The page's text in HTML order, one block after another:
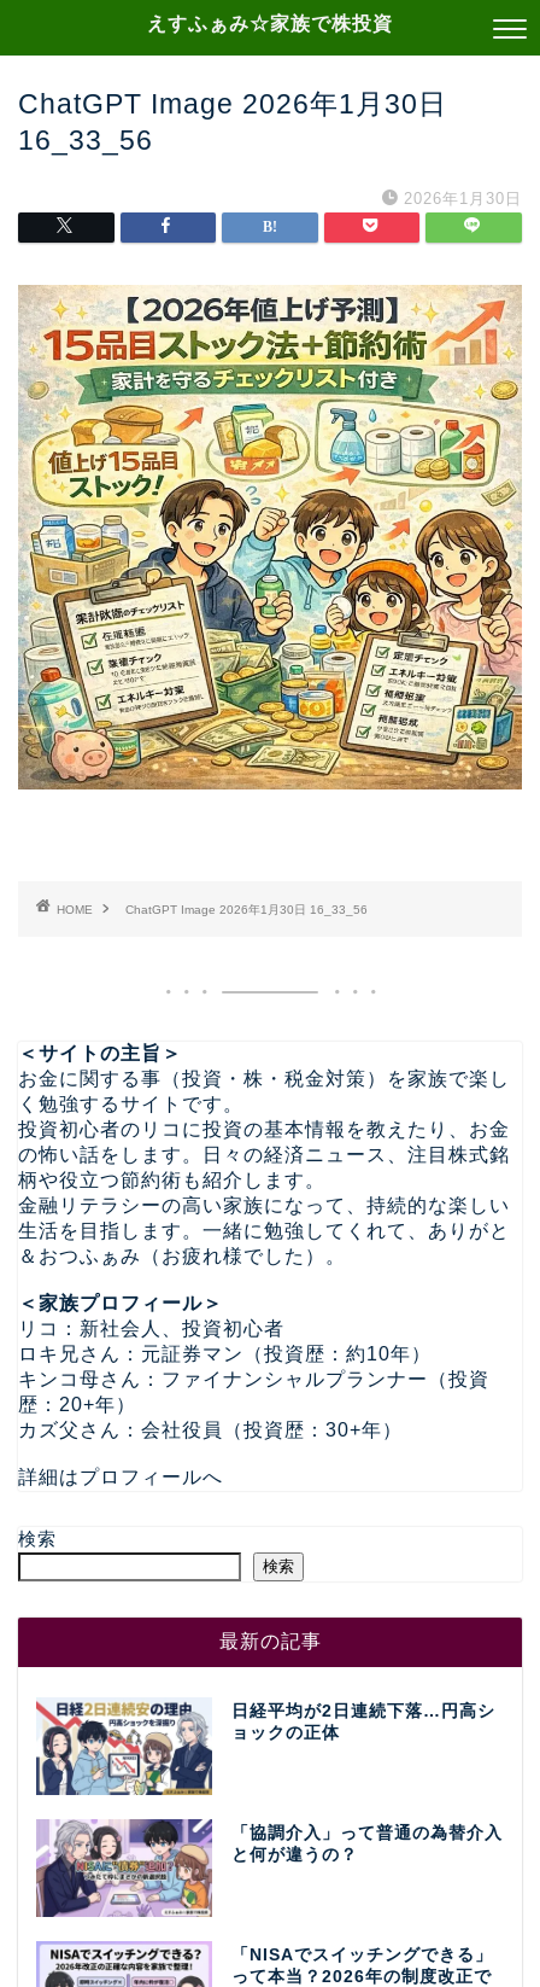
えすふぁみ☆家族で株投資
ChatGPT Image 2026年1月30日
16_33_56
2026年1月30日
HOME ChatGPT Image 2026年1月30日 16_33_56
＜サイトの主旨＞
お金に関する事（投資・株・税金対策）を家族で楽し
く勉強するサイトです。
投資初心者のリコに投資の基本情報を教えたり、お金
の怖い話をします。日々の経済ニュース、注目株式銘
柄や役立つ節約術も紹介します。
金融リテラシーの高い家族になって、持続的な楽しい
生活を目指します。一緒に勉強してくれて、ありがと
＆おつふぁみ（お疲れ様でした）。
＜家族プロフィール＞
リコ：新社会人、投資初心者
ロキ兄さん：元証券マン（投資歴：約10年）
キンコ母さん：ファイナンシャルプランナー（投資
歴：20+年）
カズ父さん：会社役員（投資歴：30+年）
詳細はプロフィールへ
検索
検索
最新の記事
日経平均が2日連続下落…円高シ
ョックの正体
「協調介入」って普通の為替介入
と何が違うの？
「NISAでスイッチングできる」
って本当？2026年の制度改正で